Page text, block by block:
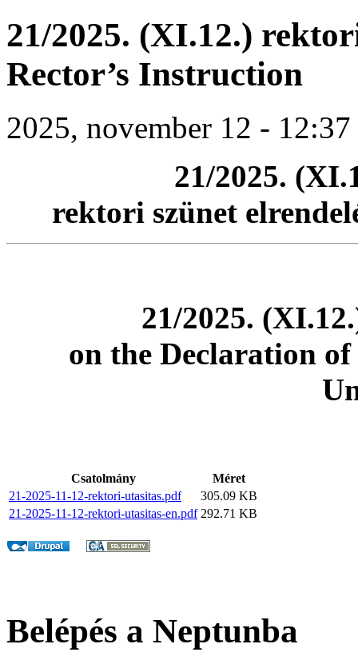
21/2025. (XI.12.)
Rector’s Instruction
2025, november 12 -
21/2025.
rektori szünet
21/2025.
on the Declaration
Csatolmány
Méret
21-2025-11-12-rektori-utasitas.pdf
305.09 KB
21-2025-11-12-rektori-utasitas-en.pdf 292.71 KB
Belépés a Neptunba